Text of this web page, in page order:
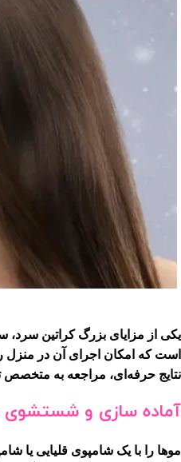
یکی از مزایای بزرگ کراتین سرد،
است که امکان اجرای آن در منزل
نتایج حرفه‌ای، مراجعه به
آماده سازی و شستشوی